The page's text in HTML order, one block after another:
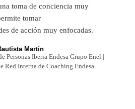
toma de conciencia muy
tomar
de acción muy enfocadas.
Martín
Personas Iberia Endesa Grupo Enel |
Red Interna de Coaching Endesa